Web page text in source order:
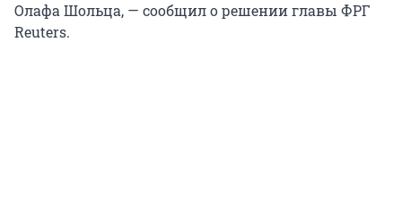
Олафа Шольца, — сообщил о решении главы ФРГ
Reuters.